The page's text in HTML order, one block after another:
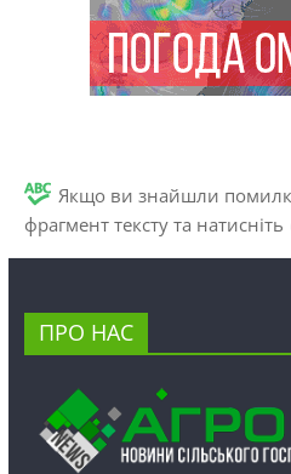
Якщо ви знайшли
фрагмент тексту та натисніть
ПРО НАС